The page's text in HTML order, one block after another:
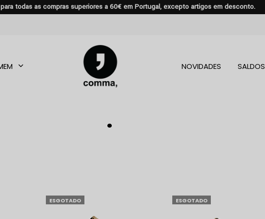
todas as compras superiores a 60€ em Portugal, excepto artigos em desconto.
NOVIDADES SALDOS
.
ESGOTADO ESGOTADO